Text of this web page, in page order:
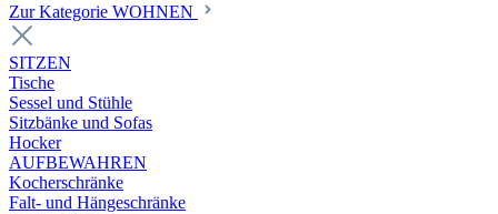
Zur Kategorie WOHNEN
SITZEN
Tische
Sessel und Stühle
Sitzbänke und Sofas
Hocker
AUFBEWAHREN
Kocherschränke
Falt- und Hängeschränke